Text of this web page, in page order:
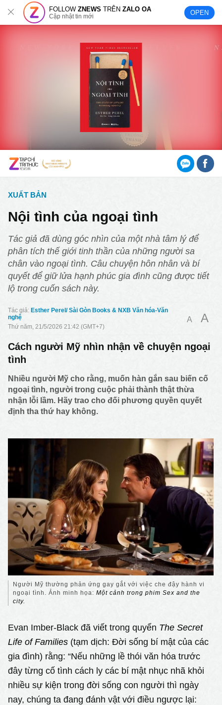
FOLLOWZNEWS TRÊNZALO OA
Cập nhật tin mới OPEN
XUẤT BẢN
Nội tình của ngoại tình
Tác giả đã dùng góc nhìn của một nhà tâm lý để
phân tích thế giới tinh thần của những người sa
chân vào ngoại tình. Câu chuyện hôn nhân và bí
quyết để giữ lửa hạnh phúc gia đình cũng được tiết
lộ trong cuốn sách này.
Esther Perel/ Sài Gòn Books & NXB Văn hóa-Văn
nghệ
Thứ năm, 21/5/2026 21:42 (GMT+7)
A A
Cách người Mỹ nhìn nhận về chuyện ngoại
tình
Nhiều người Mỹ cho rằng, muốn hàn gắn sau biến cố
ngoại tình, người trong cuộc phải thành thật thừa
nhận lỗi lầm. Hãy trao cho đối phương quyền quyết
định tha thứ hay không.
Người Mỹ thường phản ứng gay gắt với việc che đậy hành vi
ngoại tình. Ảnh minh họa:Một cảnh trong phim Sex and the
city.
Evan Imber-Black đã viết trong quyển The Secret
Life of Families (tạm dịch: Đời sống bí mật của các
gia đình) rằng: “Nếu những lề thói văn hóa trước
đây từng cố tình cách ly các bí mật nhục nhã khỏi
nhiều sự kiện trong đời sống con người thì ngày
nay, chúng ta đang đánh vật với điều ngược lại: